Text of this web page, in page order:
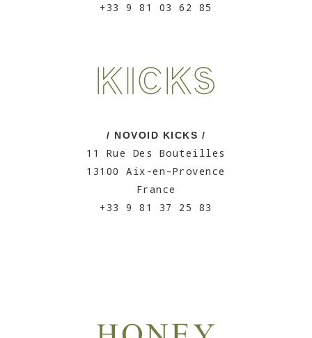
+33 9 81 03 62 85
/ NOVOID KICKS /
11 Rue Des Bouteilles
13100 Aix-en-Provence
France
+33 9 81 37 25 83